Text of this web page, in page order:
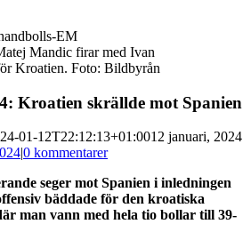
Mandic firar med Ivan
Kroatien. Foto: Bildbyrån
Kroatien skrällde mot Spanien
01-12T22:12:13+01:0012 januari, 2024
|0 kommentarer
seger mot Spanien i inledningen
bäddade för den kroatiska
man vann med hela tio bollar till 39-